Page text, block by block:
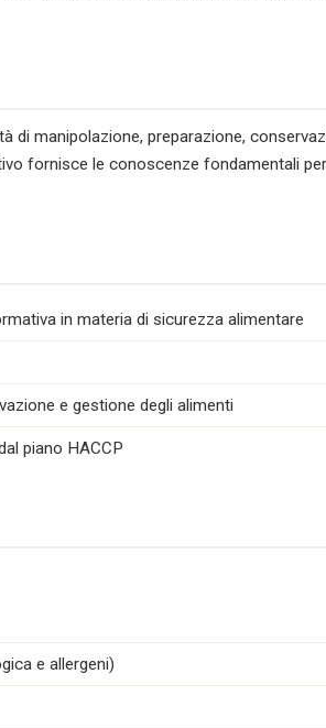
manipolazione, preparazione,
fornisce le conoscenze fondamentali
in materia di sicurezza alimentare
e gestione degli alimenti
piano HACCP
e allergeni)